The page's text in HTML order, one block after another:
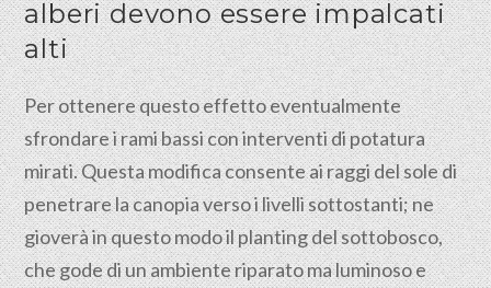
alberi devono essere impalcati
alti
Per ottenere questo effetto eventualmente
sfrondare i rami bassi con interventi di potatura
mirati. Questa modifica consente ai raggi del sole di
penetrare la canopia verso i livelli sottostanti; ne
gioverà in questo modo il planting del sottobosco,
che gode di un ambiente riparato ma luminoso e